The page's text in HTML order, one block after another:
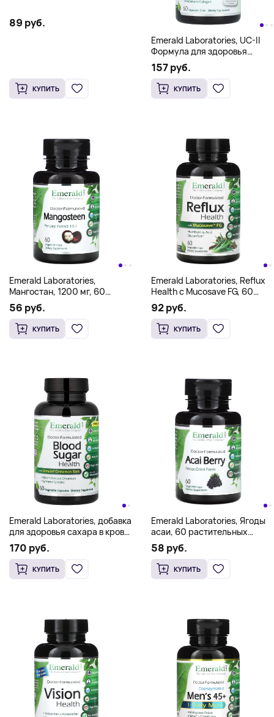
89 руб.
КУПИТЬ
Emerald Laboratories, UC-II
Формула для здоровья
суставов, 60 растительных
капсул
157 руб.
КУПИТЬ
Emerald Laboratories,
Мангостан, 1200 мг, 60
растительных капсул (600
мг на капсулу)
56 руб.
КУПИТЬ
Emerald Laboratories, Reflux
Health с Mucosave FG, 60
растительных капсул
92 руб.
КУПИТЬ
Emerald Laboratories, добавка
для здоровья сахара в крови,
60 растительных капсул
170 руб.
КУПИТЬ
Emerald Laboratories, Ягоды
асаи, 60 растительных
капсул (500 мг в капсуле)
58 руб.
КУПИТЬ